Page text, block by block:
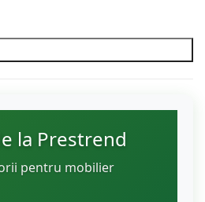
la Prestrend
pentru mobilier